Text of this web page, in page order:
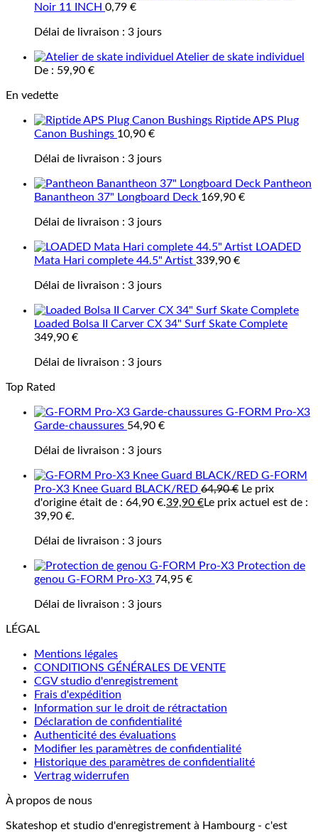
Noir 11 INCH 0,79 €
Délai de livraison : 3 jours
Atelier de skate individuel
De : 59,90 €
En vedette
Riptide APS Plug
Canon Bushings 10,90 €
Délai de livraison : 3 jours
Pantheon
Banantheon 37" Longboard Deck 169,90 €
Délai de livraison : 3 jours
LOADED
Mata Hari complete 44.5" Artist 339,90 €
Délai de livraison : 3 jours
Loaded Bolsa II Carver CX 34" Surf Skate Complete
349,90 €
Délai de livraison : 3 jours
Top Rated
G-FORM Pro-X3
Garde-chaussures 54,90 €
Délai de livraison : 3 jours
G-FORM
Pro-X3 Knee Guard BLACK/RED 64,90€ Le prix
d'origine était de : 64,90 €.39,90 €Le prix actuel est de :
39,90 €.
Délai de livraison : 3 jours
Protection de
genou G-FORM Pro-X3 74,95 €
Délai de livraison : 3 jours
LÉGAL
Mentions légales
CONDITIONS GÉNÉRALES DE VENTE
CGV studio d'enregistrement
Frais d'expédition
Information sur le droit de rétractation
Déclaration de confidentialité
Authenticité des évaluations
Modifier les paramètres de confidentialité
Historique des paramètres de confidentialité
Vertrag widerrufen
À propos de nous
Skateshop et studio d'enregistrement à Hambourg - c'est